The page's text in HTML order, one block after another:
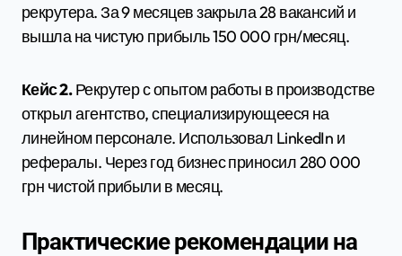
рекрутера. За 9 месяцев закрыла 28 вакансий и
вышла на чистую прибыль 150 000 грн/месяц.
Кейс 2.Рекрутер с опытом работы в производстве
открыл агентство, специализирующееся на
линейном персонале. Использовал LinkedIn и
рефералы. Через год бизнес приносил 280 000
грн чистой прибыли в месяц.
Практические рекомендации на